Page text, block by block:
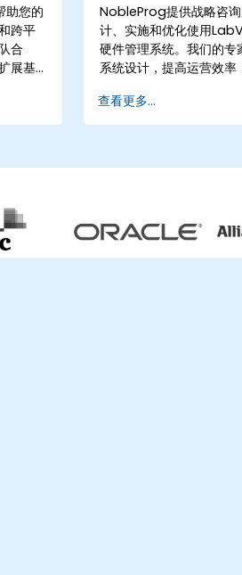
注于加速您的Rust采用，
家主导的实施支持而非
力。
助您的
跨平
合
展基
务
NobleProg提供战略咨
计、实施和优化使用
硬件管理系统。我们的
系统设计，提高运营效
务提供远程或线下两种形
交互式远程桌面会议进
系统架构。
查看更多...